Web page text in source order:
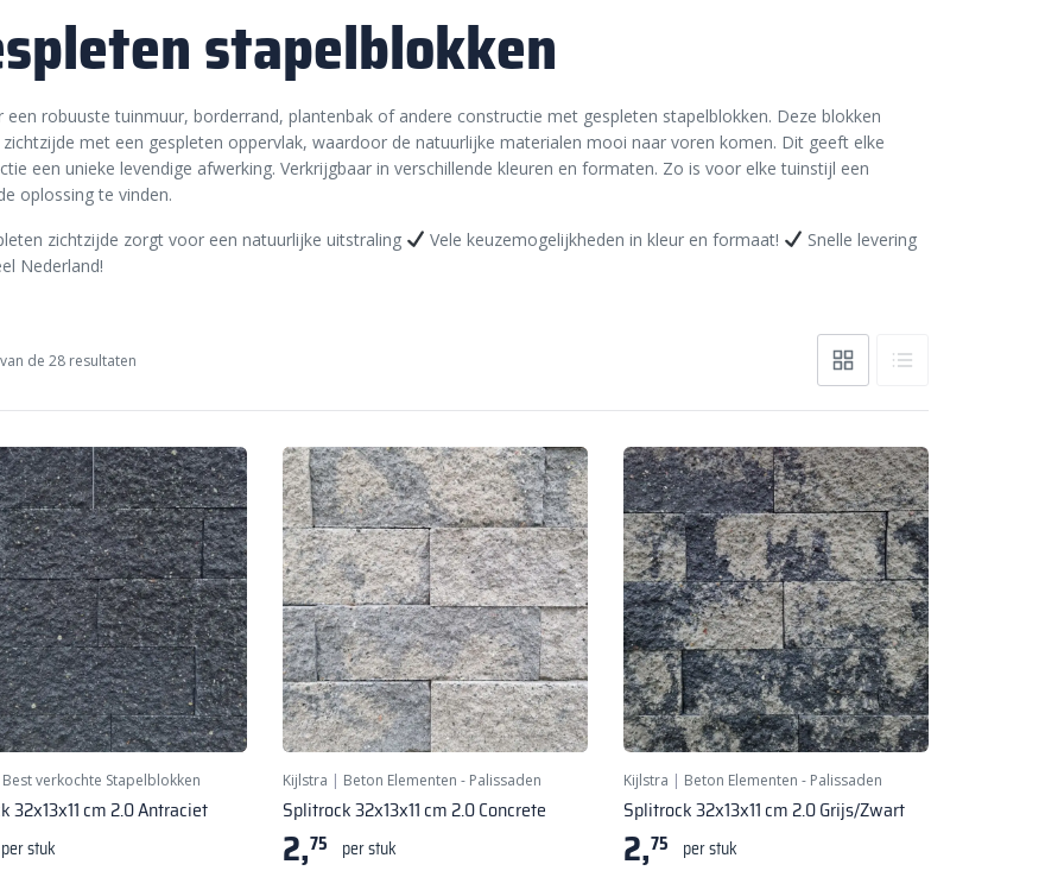
stapelblokken
een robuuste tuinmuur, borderrand, plantenbak of andere constructie met gespleten stapelblokken. Deze blokken
zichtzijde met een gespleten oppervlak, waardoor de natuurlijke materialen mooi naar voren komen. Dit geeft elke
een unieke levendige afwerking. Verkrijgbaar in verschillende kleuren en formaten. Zo is voor elke tuinstijl een
oplossing te vinden.
zichtzijde zorgt voor een natuurlijke uitstraling
Vele keuzemogelijkheden in kleur en formaat!
Snelle levering
Nederland!
van de 28 resultaten
Best verkochte Stapelblokken
32x13x11 cm 2.0 Antraciet
per stuk
Kijlstra | Beton Elementen - Palissaden
Splitrock 32x13x11 cm 2.0 Concrete
2,75 per stuk
Kijlstra | Beton Elementen - Palissaden
Splitrock 32x13x11 cm 2.0 Grijs/Zwart
2,75 per stuk